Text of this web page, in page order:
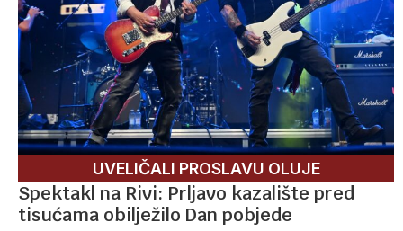
UVELIČALI PROSLAVU OLUJE
Spektakl na Rivi: Prljavo kazalište pred
tisućama obilježilo Dan pobjede